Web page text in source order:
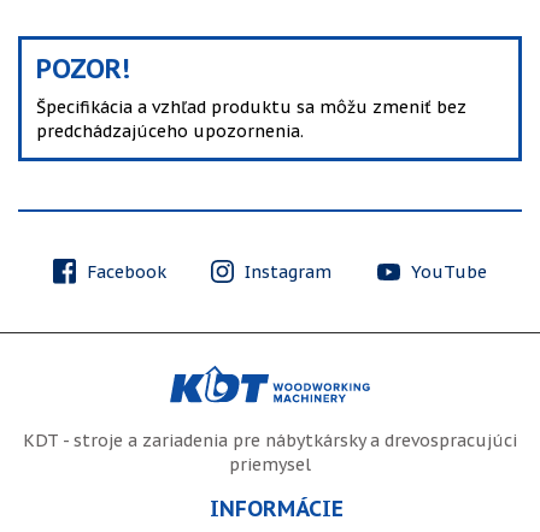
POZOR!
Špecifikácia a vzhľad produktu sa môžu zmeniť bez
predchádzajúceho upozornenia.
Facebook Instagram YouTube
KDT - stroje a zariadenia pre nábytkársky a drevospracujúci
priemysel
INFORMÁCIE